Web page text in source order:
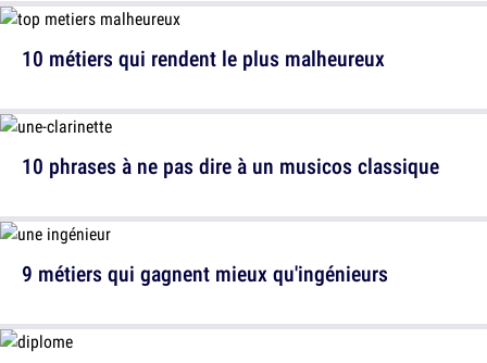
10 phrases à ne pas dire à un musicos classique
10 métiers qui rendent le plus malheureux
9 métiers qui gagnent mieux qu'ingénieurs